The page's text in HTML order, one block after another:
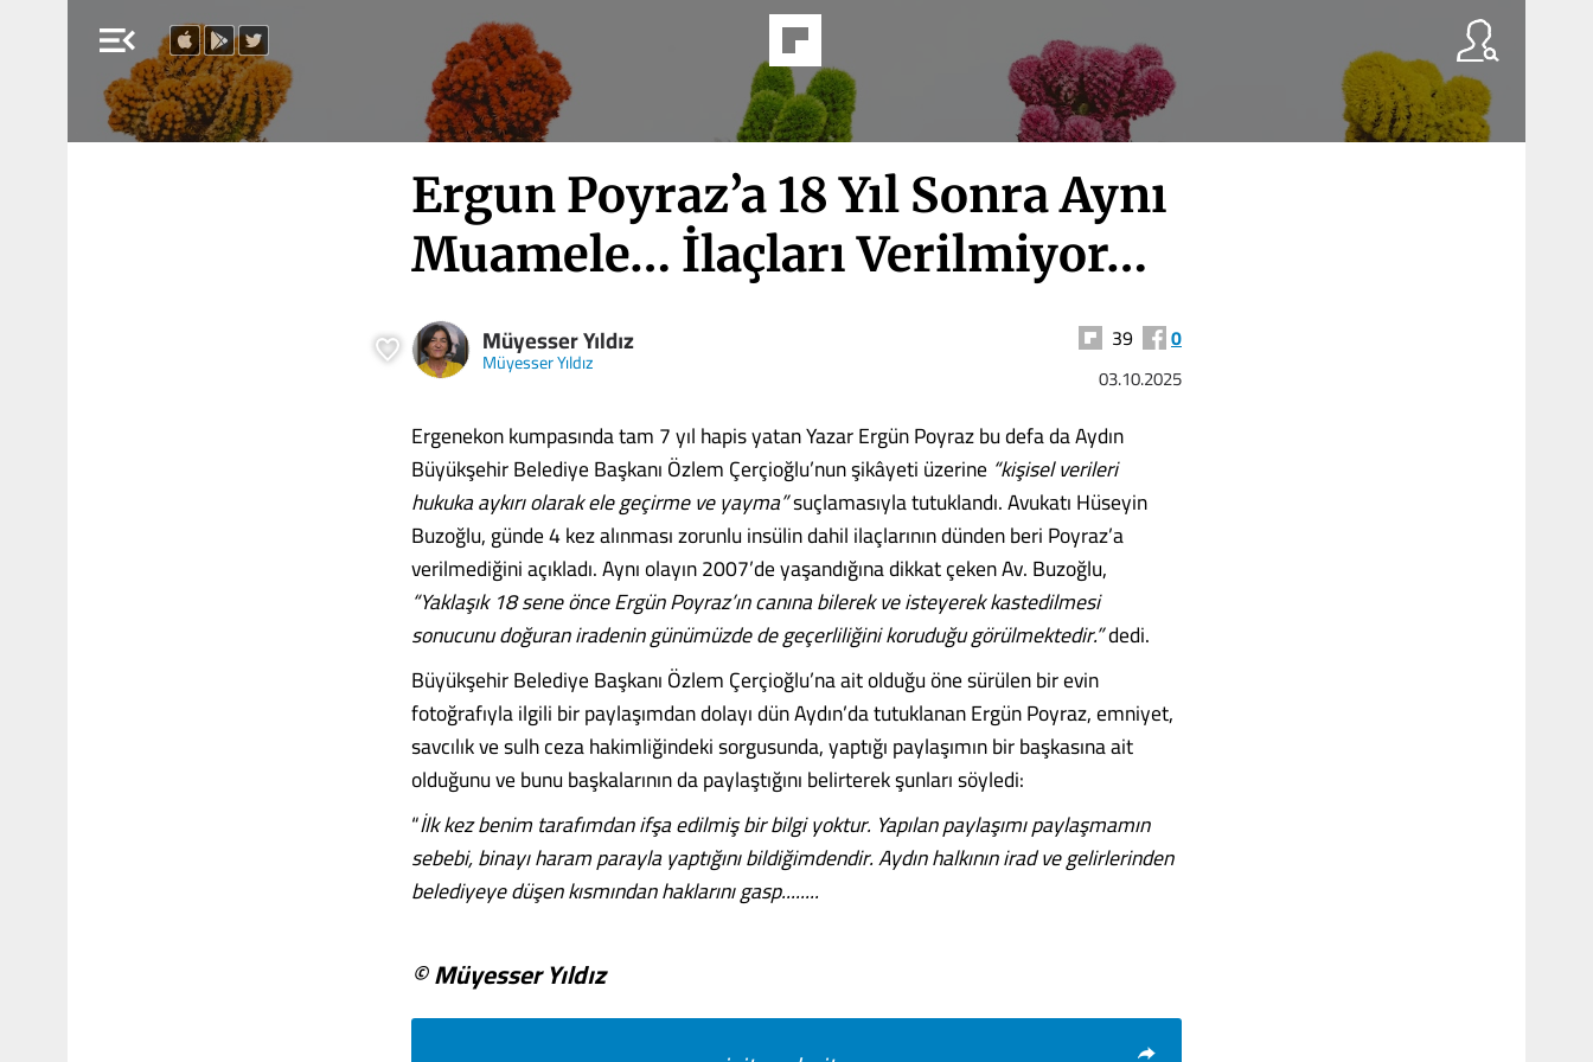
menu_open
Ergun Poyraz’a 18 Yıl Sonra Aynı
Muamele… İlaçları Verilmiyor…
Müyesser Yıldız
Müyesser Yıldız
39 0
03.10.2025
Ergenekon kumpasında tam 7 yıl hapis yatan Yazar Ergün Poyraz bu defa da Aydın
Büyükşehir Belediye Başkanı Özlem Çerçioğlu’nun şikâyeti üzerine “kişisel verileri
hukuka aykırı olarak ele geçirme ve yayma”suçlamasıyla tutuklandı. Avukatı Hüseyin
Buzoğlu, günde 4 kez alınması zorunlu insülin dahil ilaçlarının dünden beri Poyraz’a
verilmediğini açıkladı. Aynı olayın 2007’de yaşandığına dikkat çeken Av. Buzoğlu,
“Yaklaşık 18 sene önce Ergün Poyraz’ın canına bilerek ve isteyerek kastedilmesi
sonucunu doğuran iradenin günümüzde de geçerliliğini koruduğu görülmektedir.”dedi.
Büyükşehir Belediye Başkanı Özlem Çerçioğlu’na ait olduğu öne sürülen bir evin
fotoğrafıyla ilgili bir paylaşımdan dolayı dün Aydın’da tutuklanan Ergün Poyraz, emniyet,
savcılık ve sulh ceza hakimliğindeki sorgusunda, yaptığı paylaşımın bir başkasına ait
olduğunu ve bunu başkalarının da paylaştığını belirterek şunları söyledi:
“İlk kez benim tarafımdan ifşa edilmiş bir bilgi yoktur. Yapılan paylaşımı paylaşmamın
sebebi, binayı haram parayla yaptığını bildiğimdendir. Aydın halkının irad ve gelirlerinden
belediyeyedüşen kısmından haklarını gasp........
© Müyesser Yıldız